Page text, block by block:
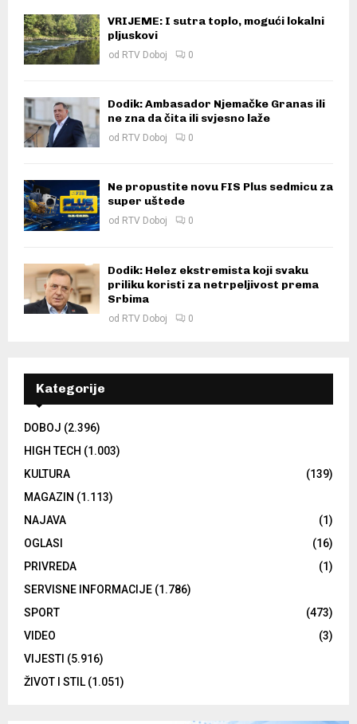
VRIJEME: I sutra toplo, mogući lokalni
pljuskovi
od RTV Doboj 0
Dodik: Ambasador Njemačke Granas ili
ne zna da čita ili svjesno laže
od RTV Doboj 0
Ne propustite novu FIS Plus sedmicu za
super uštede
od RTV Doboj 0
Dodik: Helez ekstremista koji svaku
priliku koristi za netrpeljivost prema
Srbima
od RTV Doboj 0
Kategorije
DOBOJ (2.396)
HIGH TECH (1.003)
KULTURA
(139)
MAGAZIN (1.113)
NAJAVA
(1)
OGLASI
(16)
PRIVREDA
(1)
SERVISNE INFORMACIJE (1.786)
SPORT
(473)
VIDEO
(3)
VIJESTI (5.916)
ŽIVOT I STIL (1.051)